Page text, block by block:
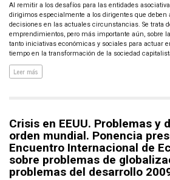
Al remitir a los desafíos para las entidades
dirigimos especialmente a los dirigentes que deben
decisiones en las actuales circunstancias. Se trata
emprendimientos, pero más importante aún, sobre
tanto iniciativas económicas y sociales para actuar
tiempo en la transformación de la sociedad
Leer más
Crisis en EEUU. Problemas y
orden mundial. Ponencia
Encuentro Internacional de
sobre problemas de
problemas del desarrollo